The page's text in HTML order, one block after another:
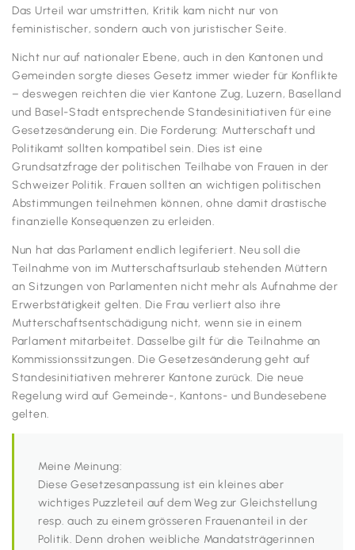
Das Urteil war umstritten, Kritik kam nicht nur von
feministischer, sondern auch von juristischer Seite.
Nicht nur auf nationaler Ebene, auch in den Kantonen und
Gemeinden sorgte dieses Gesetz immer wieder für Konflikte
– deswegen reichten die vier Kantone Zug, Luzern, Baselland
und Basel-Stadt entsprechende Standesinitiativen für eine
Gesetzesänderung ein. Die Forderung: Mutterschaft und
Politikamt sollten kompatibel sein. Dies ist eine
Grundsatzfrage der politischen Teilhabe von Frauen in der
Schweizer Politik. Frauen sollten an wichtigen politischen
Abstimmungen teilnehmen können, ohne damit drastische
finanzielle Konsequenzen zu erleiden.
Nun hat das Parlament endlich legiferiert. Neu soll die
Teilnahme von im Mutterschaftsurlaub stehenden Müttern
an Sitzungen von Parlamenten nicht mehr als Aufnahme der
Erwerbstätigkeit gelten. Die Frau verliert also ihre
Mutterschaftsentschädigung nicht, wenn sie in einem
Parlament mitarbeitet. Dasselbe gilt für die Teilnahme an
Kommissionssitzungen. Die Gesetzesänderung geht auf
Standesinitiativen mehrerer Kantone zurück. Die neue
Regelung wird auf Gemeinde-, Kantons- und Bundesebene
gelten.
Meine Meinung:
Diese Gesetzesanpassung ist ein kleines aber
wichtiges Puzzleteil auf dem Weg zur Gleichstellung
resp. auch zu einem grösseren Frauenanteil in der
Politik. Denn drohen weibliche Mandatsträgerinnen